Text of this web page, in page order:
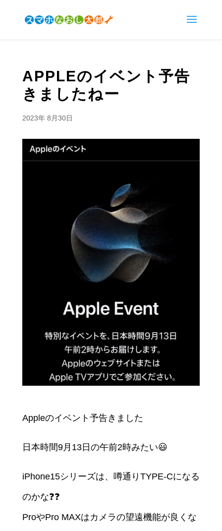
APPLEのイベント予告
きましたねー
2023年 8月30日
Appleのイベント予告きました
日本時間9月13日の午前2時みたい😃
iPhone15シリーズは、噂通りTYPE-Cになる
のかな❓❓
ProやPro MAXはカメラの望遠機能が良くな